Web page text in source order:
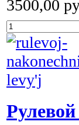
3500,00